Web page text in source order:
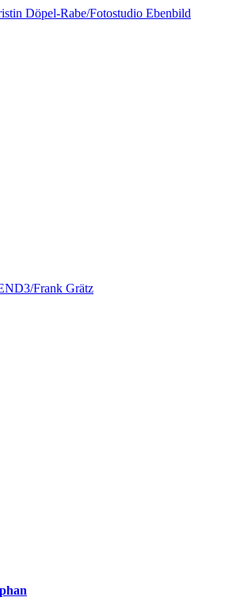
Döpel-Rabe/Fotostudio Ebenbild
Frank Grätz